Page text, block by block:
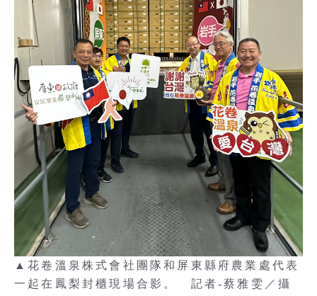
▲花卷溫泉株式會社團隊和屏東縣府農業處代表
一起在鳳梨封櫃現場合影。 記者-蔡雅雯／攝